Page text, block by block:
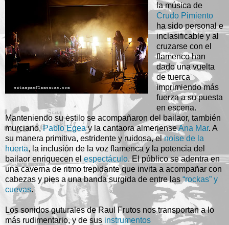
la música de
Crudo Pimiento
ha sido personal e
inclasificable y al
cruzarse con el
flamenco han
dado una vuelta
de tuerca
imprimiendo más
fuerza a su puesta
en escena.
Manteniendo su estilo se acompañaron del bailaor, también
murciano,Pablo Egeay la cantaora almerienseAna Mar. A
su manera primitiva, estridente y ruidosa, elnoise de la
huerta, la inclusión de la voz flamenca y la potencia del
bailaor enriquecen el espectáculo. El público se adentra en
una caverna de ritmo trepidante que invita a acompañar con
cabezas y pies a una banda surgida de entre las “rockas” y
cuevas.
Los sonidos guturales de Raul Frutos nos transportan a lo
más rudimentario, y de sus instrumentos